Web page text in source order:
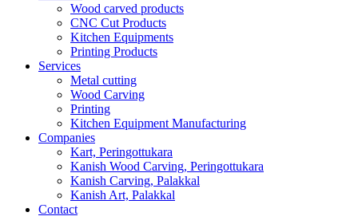
Wood carved products
CNC Cut Products
Kitchen Equipments
Printing Products
Services
Metal cutting
Wood Carving
Printing
Kitchen Equipment Manufacturing
Companies
Kart, Peringottukara
Kanish Wood Carving, Peringottukara
Kanish Carving, Palakkal
Kanish Art, Palakkal
Contact